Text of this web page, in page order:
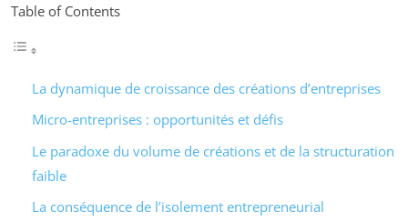
Table of Contents
La dynamique de croissance des créations d’entreprises
Micro-entreprises : opportunités et défis
Le paradoxe du volume de créations et de la structuration
faible
La conséquence de l’isolement entrepreneurial